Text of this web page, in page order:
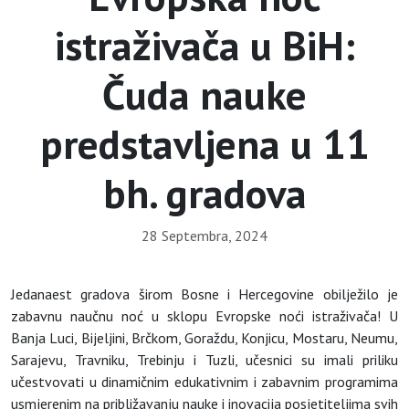
istraživača u BiH:
Čuda nauke
predstavljena u 11
bh. gradova
28 Septembra, 2024
Jedanaest gradova širom Bosne i Hercegovine obilježilo je
zabavnu naučnu noć u sklopu Evropske noći istraživača! U
Banja Luci, Bijeljini, Brčkom, Goraždu, Konjicu, Mostaru, Neumu,
Sarajevu, Travniku, Trebinju i Tuzli, učesnici su imali priliku
učestvovati u dinamičnim edukativnim i zabavnim programima
usmjerenim na približavanju nauke i inovacija posjetiteljima svih